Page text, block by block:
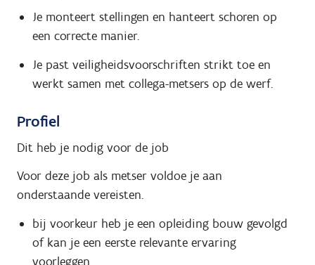
Je monteert stellingen en hanteert schoren op
een correcte manier.
Je past veiligheidsvoorschriften strikt toe en
werkt samen met collega-metsers op de werf.
Profiel
Dit heb je nodig voor de job
Voor deze job als metser voldoe je aan
onderstaande vereisten.
bij voorkeur heb je een opleiding bouw gevolgd
of kan je een eerste relevante ervaring
voorleggen.